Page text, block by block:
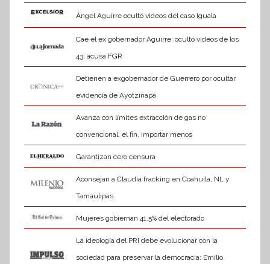
Ángel Aguirre ocultó videos del caso Iguala
Cae el ex gobernador Aguirre; ocultó videos de los
43, acusa FGR
Detienen a exgobernador de Guerrero por ocultar
evidencia de Ayotzinapa
Avanza con límites extracción de gas no
convencional; el fin, importar menos
Garantizan cero censura
Aconsejan a Claudia fracking en Coahuila, NL y
Tamaulipas
Mujeres gobiernan 41.5% del electorado
La ideología del PRI debe evolucionar con la
sociedad para preservar la democracia: Emilio